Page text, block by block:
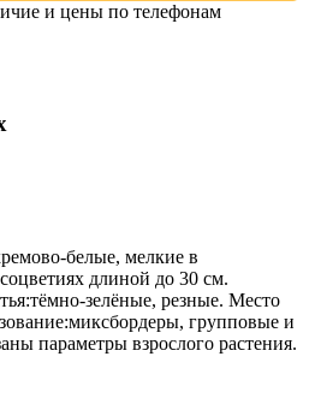
и цены по телефонам
белые, мелкие в
длиной до 30 см.
зелёные, резные. Место
групповые и
параметры взрослого растения.